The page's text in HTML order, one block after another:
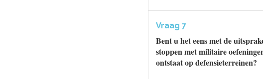
Vraag 7
Bent u het eens met de
stoppen met militaire
ontstaat op defensieterreinen?